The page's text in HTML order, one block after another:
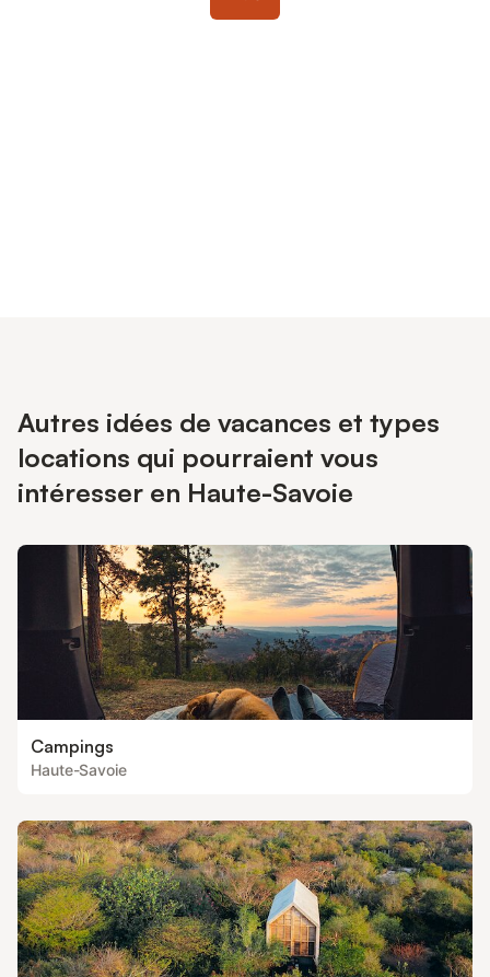
Autres idées de vacances et types
locations qui pourraient vous
intéresser en Haute-Savoie
Campings
Haute-Savoie